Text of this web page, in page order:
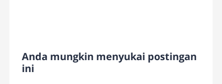
Anda mungkin menyukai postingan
ini